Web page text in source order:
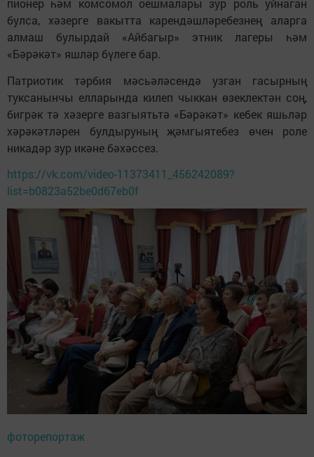
пионер һәм комсомол оешмалары зур роль уйнаган
булса, хәзерге вакытта карендәшләребезнең аларга
алмаш булырдай «Айбагыр» этник лагеры һәм
«Бәрәкәт» яшләр бүлеге бар.
Патриотик тәрбия мәсьәләсендә узган гасырның
туксанынчы елларында килеп чыккан өзеклектән соң,
бигрәк тә хәзерге вазгыятьтә «Бәрәкәт» кебек яшьләр
хәрәкәтләрен булдыруның җәмгыятебез өчен роле
никадәр зур икәне бәхәссез.
https://vk.com/video-11373411_456242089?
list=b0823a52be0d67eb0f
фоторепортаж